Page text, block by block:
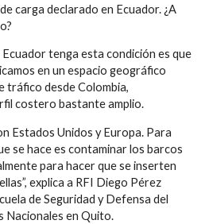
carga declarado en Ecuador. ¿A
tenga esta condición es que
en un espacio geográfico
tráfico desde Colombia,
costero bastante amplio.
Estados Unidos y Europa. Para
se hace es contaminar los barcos
para hacer que se inserten
explica a RFI Diego Pérez
de Seguridad y Defensa del
en Quito.